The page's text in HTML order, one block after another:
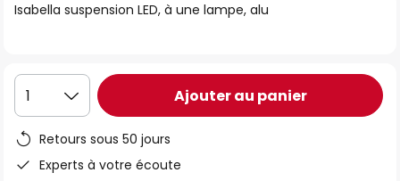
the
Isabella suspension LED, à une lampe, alu
1 Ajouter au panier
Retours sous 50 jours
Experts à votre écoute